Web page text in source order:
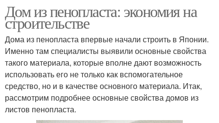
Дом из пенопласта: экономия на
строительстве
Дома из пенопласта впервые начали строить в Японии.
Именно там специалисты выявили основные свойства
такого материала, которые вполне дают возможность
использовать его не только как вспомогательное
средство, но и в качестве основного материала. Итак,
рассмотрим подробнее основные свойства домов из
листов пенопласта.